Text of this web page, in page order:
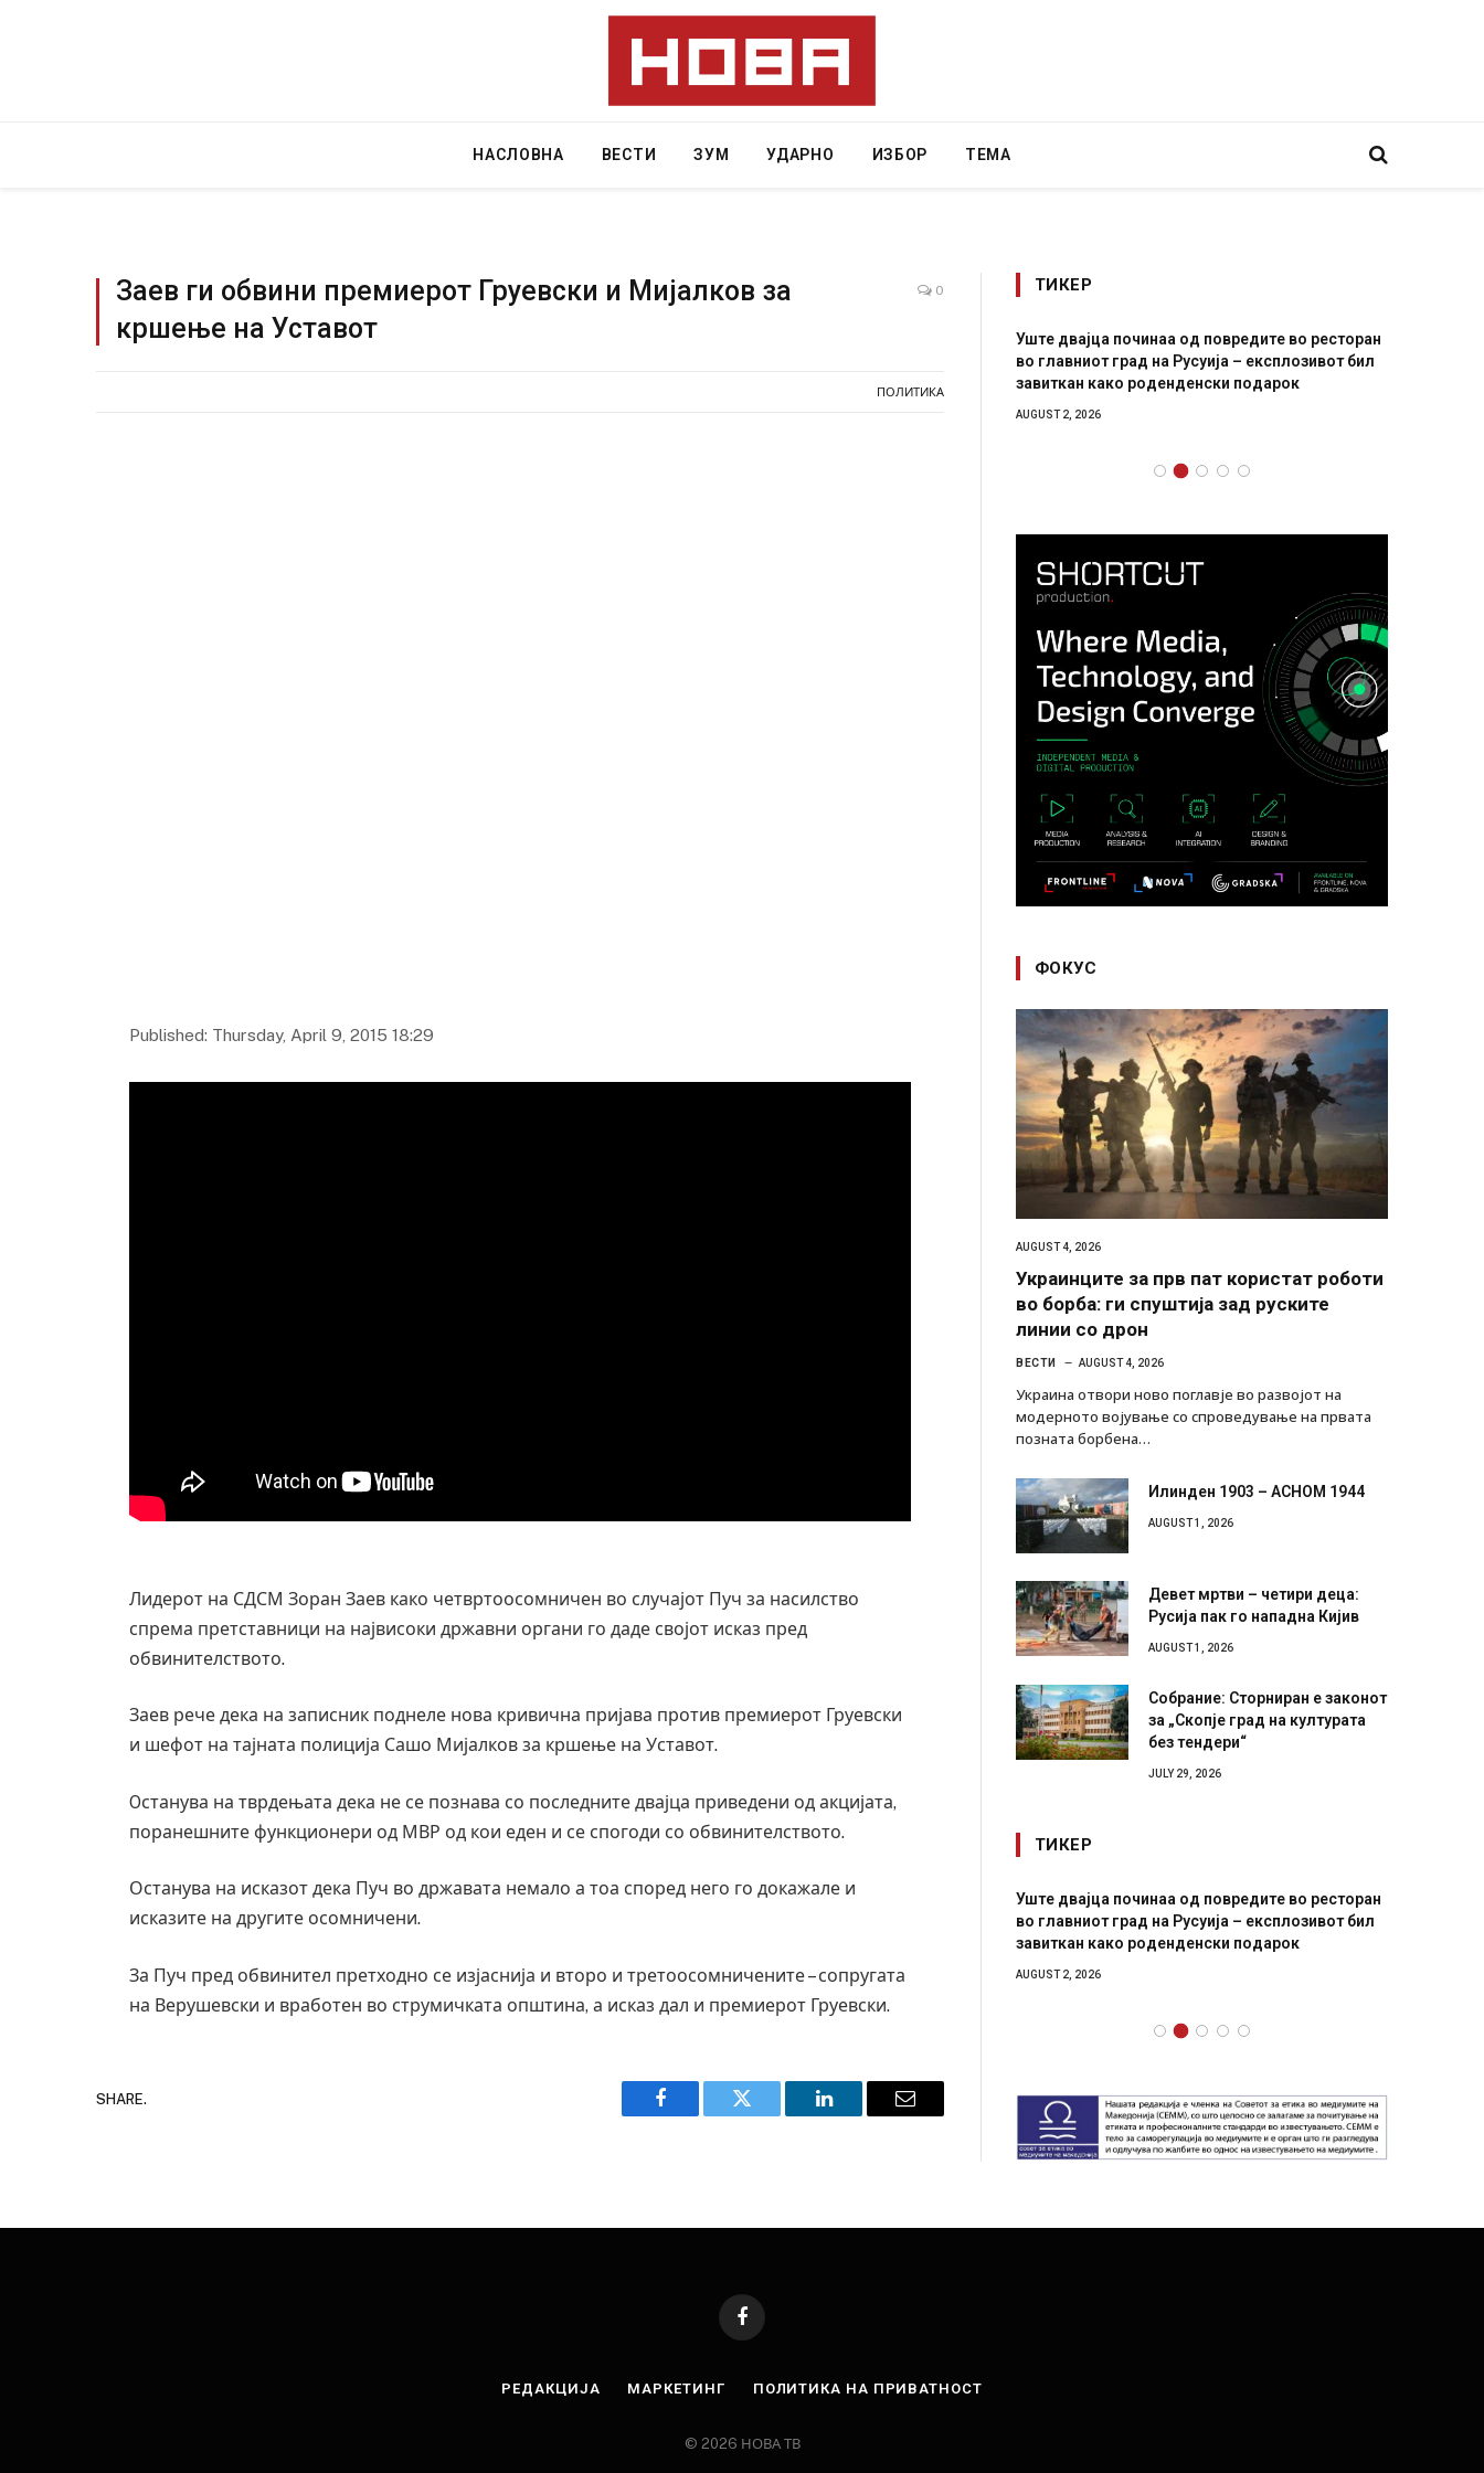
НАСЛОВНА ВЕСТИ ЗУМ УДАРНО ИЗБОР ТЕМА
Заев ги обвини премиерот Груевски и Мијалков за
кршење на Уставот
0
ПОЛИТИКА
Published: Thursday, April 9, 2015 18:29
Лидерот на СДСМ Зоран Заев како четвртоосомничен во случајот Пуч за насилство
спрема претставници на највисоки државни органи го даде својот исказ пред
обвинителството.
Заев рече дека на записник поднеле нова кривична пријава против премиерот Груевски
и шефот на тајната полиција Сашо Мијалков за кршење на Уставот.
Oстанува на тврдењата дека не се познава со последните двајца приведени од акцијата,
поранешните функционери од МВР од кои еден и се спогоди со обвинителството.
Останува на исказот дека Пуч во државата немало а тоа според него го докажале и
исказите на другите осомничени.
За Пуч пред обвинител претходно се изјаснија и второ и третоосомничените – сопругата
на Верушевски и вработен во струмичката општина, а исказ дал и премиерот Груевски.
SHARE.
Facebook Twitter LinkedIn Email
ТИКЕР
Руска новинарка е осудена на 12 години затвор
Уште двајца починаа од повредите во ресторан
во главниот град на Русуија – експлозивот бил
завиткан како роденденски подарок
AUGUST 2, 2026
ФОКУС
AUGUST 4, 2026
Украинците за прв пат користат роботи
во борба: ги спуштија зад руските
линии со дрон
ВЕСТИ AUGUST 4, 2026
Украина отвори ново поглавје во развојот на
модерното војување со спроведување на првата
позната борбена…
Илинден 1903 – АСНОМ 1944
AUGUST 1, 2026
Девет мртви – четири деца:
Русија пак го нападна Кијив
AUGUST 1, 2026
Собрание: Сторниран е законот
за „Скопје град на културата
без тендери“
JULY 29, 2026
ТИКЕР
Руска новинарка е осудена на 12 години затвор
за „велепредавство“
И Данска се милитарилизира – воведува нова
Уште двајца починаа од повредите во ресторан
во главниот град на Русуија – експлозивот бил
завиткан како роденденски подарок
AUGUST 2, 2026
Facebook
РЕДАКЦИЈА МАРКЕТИНГ ПОЛИТИКА НА ПРИВАТНОСТ
© 2026 НОВА ТВ